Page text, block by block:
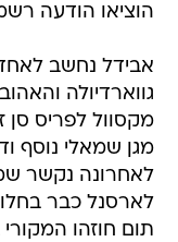
הוציאו הודעה
אבידל נחשב
גווארדיולה
מקסוול לפריס
מגן שמאלי נוסף
לאחרונה נקשר
לארסנל כבר
תום חוזהו